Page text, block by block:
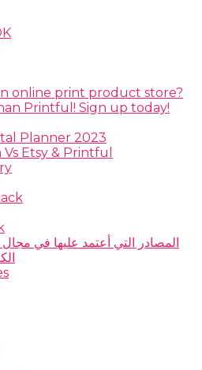
online print product store?
Printful! Sign up today!
Planner 2023
Etsy & Printful